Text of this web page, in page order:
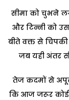
सीमा को चुभने
और टिन्नी को
बीते वक्त से
जब यही अंतर
तेज कदमों से
कि आज जरूर कोई